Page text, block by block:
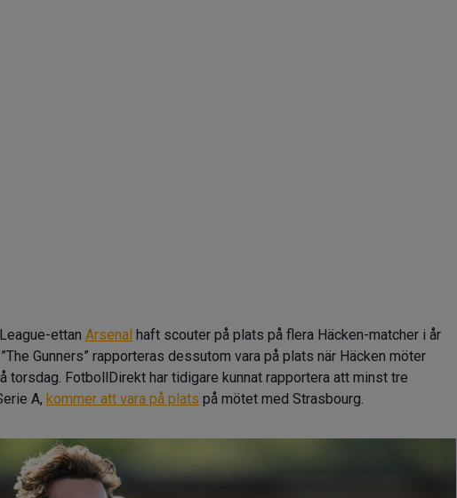
ettan Arsenal haft scouter på plats på flera Häcken-matcher i år
Gunners” rapporteras dessutom vara på plats när Häcken möter
torsdag. FotbollDirekt har tidigare kunnat rapportera att minst tre
A, kommer att vara på plats på mötet med Strasbourg.